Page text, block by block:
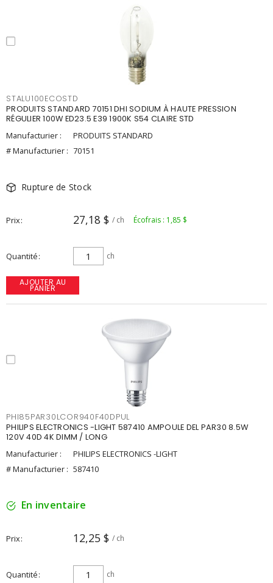
STALU100ECOSTD
PRODUITS STANDARD 70151 DHI SODIUM À HAUTE PRESSION
RÉGULIER 100W ED23.5 E39 1900K S54 CLAIRE STD
Manufacturier :
PRODUITS STANDARD
# Manufacturier : 70151
Rupture de Stock
Prix 27,18 $ / ch Écofrais : 1,85 $
Quantité ch
AJOUTER AU
PANIER
PHI85PAR30LCOR940F40DPUL
PHILIPS ELECTRONICS -LIGHT 587410 AMPOULE DEL PAR30 8.5W
120V 40D 4K DIMM / LONG
Manufacturier :
PHILIPS ELECTRONICS -LIGHT
# Manufacturier : 587410
En inventaire
Prix 12,25 $ / ch
Quantité ch